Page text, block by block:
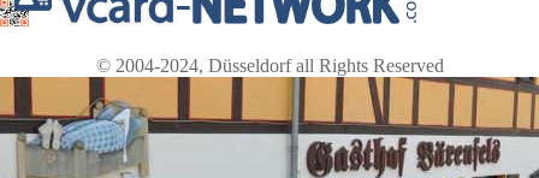
© 2004-2024, Düsseldorf all Rights Reserved